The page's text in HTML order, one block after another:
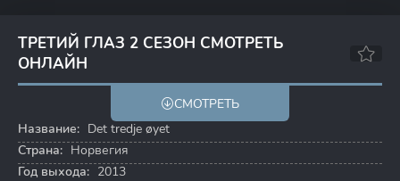
ТРЕТИЙ ГЛАЗ 2 СЕЗОН СМОТРЕТЬ
ОНЛАЙН
СМОТРЕТЬ
Название: Det tredje øyet
Страна: Норвегия
Год выхода: 2013